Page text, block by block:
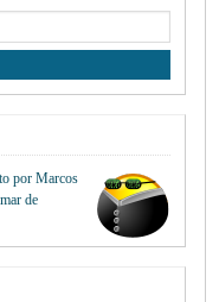
porMarcos
de